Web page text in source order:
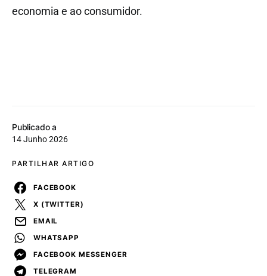
Publicado a
14 Junho 2026
PARTILHAR ARTIGO
FACEBOOK
X (TWITTER)
EMAIL
WHATSAPP
FACEBOOK MESSENGER
TELEGRAM
economia e ao consumidor.